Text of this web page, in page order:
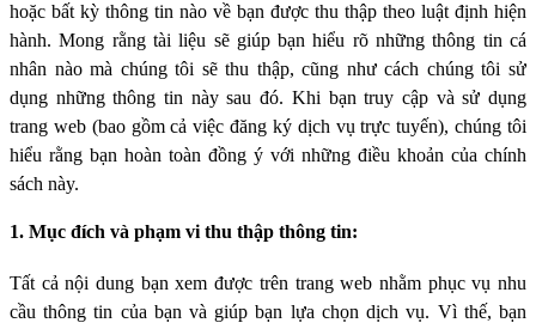
hoặc bất kỳ thông tin nào về bạn được thu thập theo luật định hiện
hành. Mong rằng tài liệu sẽ giúp bạn hiểu rõ những thông tin cá
nhân nào mà chúng tôi sẽ thu thập, cũng như cách chúng tôi sử
dụng những thông tin này sau đó. Khi bạn truy cập và sử dụng
trang web (bao gồm cả việc đăng ký dịch vụ trực tuyến), chúng tôi
hiểu rằng bạn hoàn toàn đồng ý với những điều khoản của chính
sách này.
1. Mục đích và phạm vi thu thập thông tin:
Tất cả nội dung bạn xem được trên trang web nhằm phục vụ nhu
cầu thông tin của bạn và giúp bạn lựa chọn dịch vụ. Vì thế, bạn